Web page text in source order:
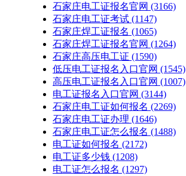
石家庄电工证报名官网 (3166)
石家庄电工证考试 (1147)
石家庄焊工证报名 (1065)
石家庄焊工证报名官网 (1264)
石家庄高压电工证 (1590)
低压电工证报名入口官网 (1545)
高压电工证报名入口官网 (1007)
电工证报名入口官网 (3144)
石家庄电工证如何报名 (2269)
石家庄电工证办理 (1646)
石家庄电工证怎么报名 (1488)
电工证如何报名 (2172)
电工证多少钱 (1208)
电工证怎么报名 (1297)